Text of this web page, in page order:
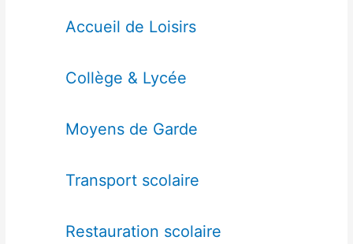
Accueil de Loisirs
Collège & Lycée
Moyens de Garde
Transport scolaire
Restauration scolaire